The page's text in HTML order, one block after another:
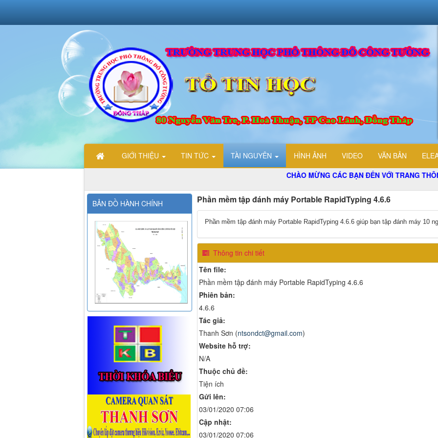
GIỚI THIỆU TIN TỨC TÀI NGUYÊN HÌNH ẢNH VIDEO VĂN BẢN
CHÀO MỪNG CÁC BẠN ĐẾN VỚI TRANG THÔNG
Phần mềm tập đánh máy Portable RapidTyping 4.6.6
Phần mềm tập đánh máy Portable RapidTyping 4.6.6 giúp bạn tập đánh máy 10
Thông tin chi tiết
Tên file:
Phần mềm tập đánh máy Portable RapidTyping 4.6.6
Phiên bản:
4.6.6
Tác giả:
Thanh Sơn (ntsondct@gmail.com)
Website hỗ trợ:
N/A
Thuộc chủ đề:
Tiện ích
Gửi lên:
03/01/2020 07:06
Cập nhật:
03/01/2020 07:06
BẢN ĐỒ HÀNH CHÍNH